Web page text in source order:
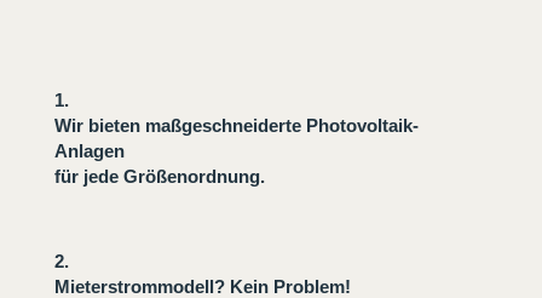
1.
Wir bieten maßgeschneiderte Photovoltaik-
Anlagen
für jede Größenordnung.
2.
Mieterstrommodell? Kein Problem!